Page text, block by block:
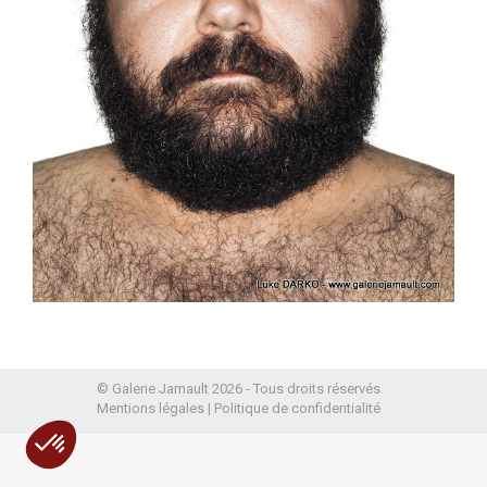
© Galerie Jamault 2026 - Tous droits réservés
Mentions légales| Politique de confidentialité